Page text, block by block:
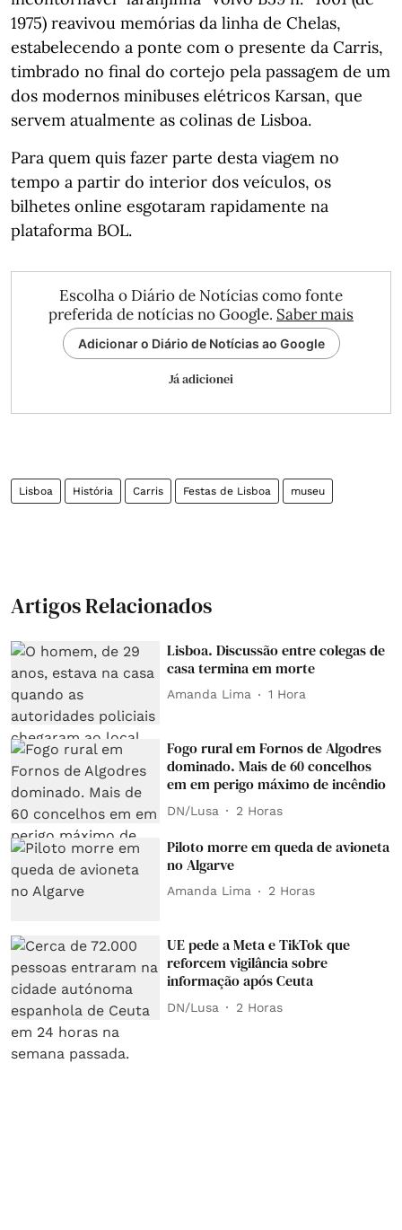
1975) reavivou memórias da linha de Chelas,
estabelecendo a ponte com o presente da Carris,
timbrado no final do cortejo pela passagem de um
dos modernos minibuses elétricos Karsan, que
servem atualmente as colinas de Lisboa.
Para quem quis fazer parte desta viagem no
tempo a partir do interior dos veículos, os
bilhetes online esgotaram rapidamente na
plataforma BOL.
Escolha o Diário de Notícias como fonte
preferida de notícias no Google. Saber mais
Adicionar o Diário de Notícias ao Google
Já adicionei
Lisboa História Carris Festas de Lisboa museu
Artigos Relacionados
Lisboa. Discussão entre colegas de
casa termina em morte
Amanda Lima 1 Hora
Fogo rural em Fornos de Algodres
dominado. Mais de 60 concelhos
em em perigo máximo de incêndio
DN/Lusa 2 Horas
Piloto morre em queda de avioneta
no Algarve
Amanda Lima 2 Horas
UE pede a Meta e TikTok que
reforcem vigilância sobre
informação após Ceuta
DN/Lusa 2 Horas